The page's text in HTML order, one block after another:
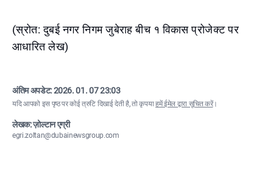
(स्रोत: दुबई नगर निगम जुबेराह बीच १ विकास प्रोजेक्ट पर
आधारित लेख)
अंतिम अपडेट:2026. 01. 07 23:03
यदि आपको इस पृष्ठ पर कोई त्रुटि दिखाई देती है, तो कृपयाहमें ईमेल द्वारा सूचित करें।
लेखक: ज़ोल्टान एग्री
egri.zoltan@dubainewsgroup.com